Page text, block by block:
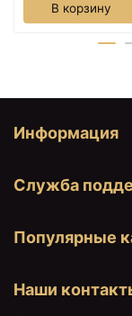
43860 ₽
Полотенцесушитель
4603777457723
44420 ₽
В корзину
Информация
Служба
Популярные
Наши